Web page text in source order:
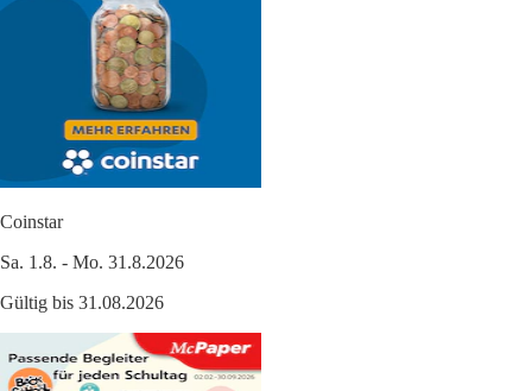
Coinstar
Sa. 1.8. - Mo. 31.8.2026
Gültig bis 31.08.2026